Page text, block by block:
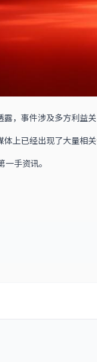
，事件涉及多方利益关
上已经出现了大量相关
手资讯。